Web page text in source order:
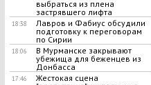
выбраться из плена
застрявшего лифта
18:38
Лавров и Фабиус обсудили
подготовку к переговорам
по Сирии
18:06
​В Мурманске закрывают
убежища для беженцев из
Донбасса
17:46
Жестокая сцена